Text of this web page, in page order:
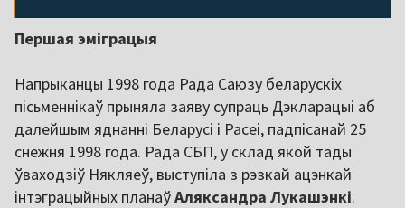
Першая эміграцыя
Напрыканцы 1998 года Рада Саюзу беларускіх
пісьменнікаў прыняла заяву супраць Дэкларацыі аб
далейшым яднанні Беларусі і Расеі, падпісанай 25
снежня 1998 года. Рада СБП, у склад якой тады
ўваходзіў Някляеў, выступіла з рэзкай ацэнкай
інтэграцыйных планаўАляксандра Лукашэнкі.